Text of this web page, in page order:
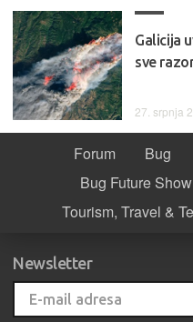
Galicija
sve
27. srpnja
Forum Bug
Bug Future Show
Tourism, Travel &
Newsletter